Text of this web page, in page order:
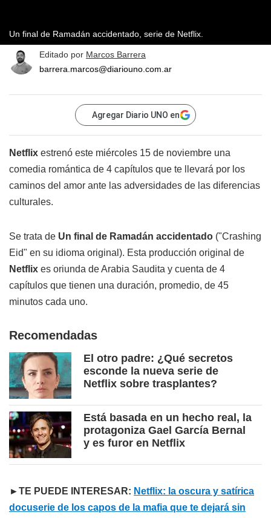
Un final de Ramadán accidentado, serie de Netflix.
Editado por Marcos Barrera
barrera.marcos@diariouno.com.ar
Agregar Diario UNO en
Netflix estrenó este miércoles 15 de noviembre una
comedia romántica de 4 capítulos que te llevará por los
caminos del amor ante las adversidades de las diferencias
culturales.
Se trata de Un final de Ramadán accidentado ("Crashing
Eid" en su idioma original). Esta producción original de
Netflix es oriunda de Arabia Saudita y cuenta de 4
capítulos que tienen una duración, promedio, de 45
minutos cada uno.
Recomendadas
El otro padre: ¿Qué secretos
esconde la nueva serie de
Netflix sobre trasplantes?
Está basada en un hecho real, la
protagoniza Gael García Bernal
y es furor en Netflix
►TE PUEDE INTERESAR: Netflix: la oscura y satírica
docuserie de los capos de la mafia que te dejará sin